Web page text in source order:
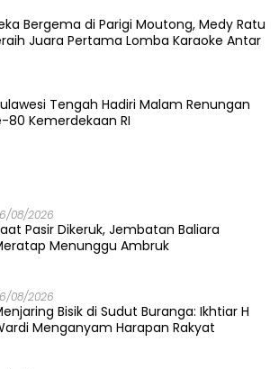
Bergema di Parigi Moutong, Medy Ratu
Juara Pertama Lomba Karaoke Antar
Tengah Hadiri Malam Renungan
80 Kemerdekaan RI
08/2026
Pasir Dikeruk, Jembatan Baliara
Menunggu Ambruk
08/2026
Bisik di Sudut Buranga: Ikhtiar H
Menganyam Harapan Rakyat